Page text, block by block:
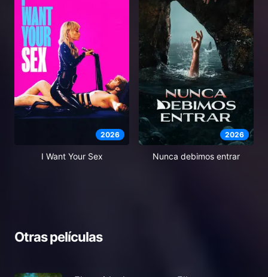
2026
I Want Your Sex
2026
Nunca debimos entrar
Otras películas